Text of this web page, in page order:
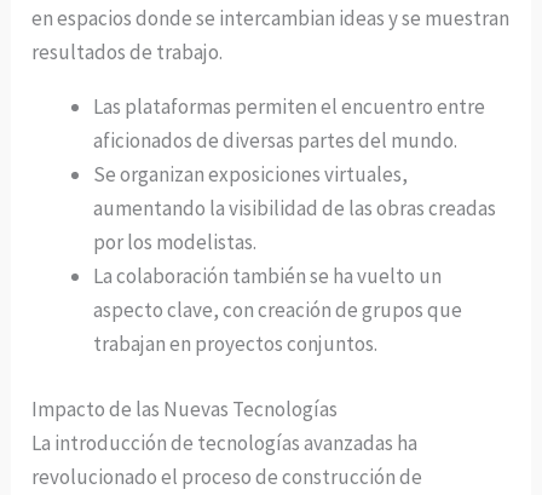
en espacios donde se intercambian ideas y se muestran
resultados de trabajo.
Las plataformas permiten el encuentro entre
aficionados de diversas partes del mundo.
Se organizan exposiciones virtuales,
aumentando la visibilidad de las obras creadas
por los modelistas.
La colaboración también se ha vuelto un
aspecto clave, con creación de grupos que
trabajan en proyectos conjuntos.
Impacto de las Nuevas Tecnologías
La introducción de tecnologías avanzadas ha
revolucionado el proceso de construcción de